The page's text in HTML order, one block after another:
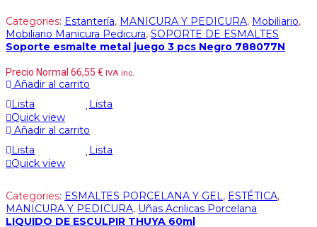
Categories: Estantería, MANICURA Y PEDICURA, Mobiliario,
Mobiliario Manicura Pedicura, SOPORTE DE ESMALTES
Soporte esmalte metal juego 3 pcs Negro 788077N
Precio Normal 66,55 € IVA inc.
Añadir al carrito
Lista
Lista
Quick view
Añadir al carrito
Lista
Lista
Quick view
Categories: ESMALTES PORCELANA Y GEL, ESTÉTICA,
MANICURA Y PEDICURA, Uñas Acrilicas Porcelana
LIQUIDO DE ESCULPIR THUYA 60ml